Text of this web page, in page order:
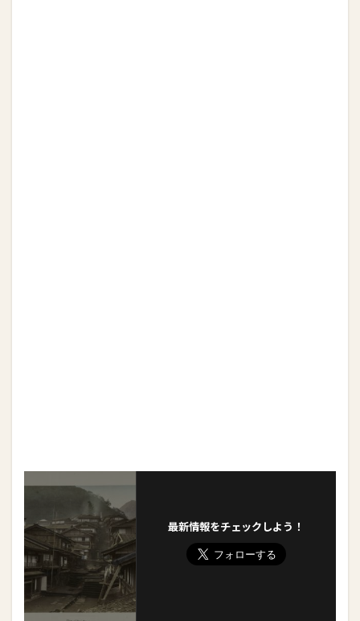
最新情報をチェックしよう！